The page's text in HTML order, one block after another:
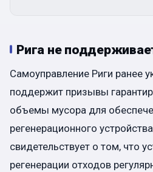
Рига не
Самоуправление Риги ранее
поддержит призывы
объемы мусора для
регенерационного
свидетельствует о том, что
регенерации отходов